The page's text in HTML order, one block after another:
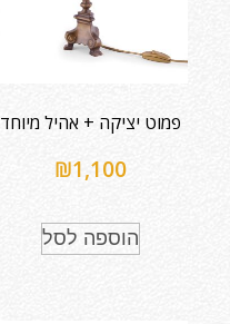
פמוט יציקה + אהיל מיוחד
₪1,100
הוספה לסל